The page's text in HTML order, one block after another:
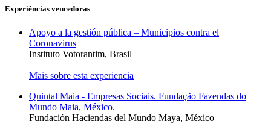
Experiências vencedoras
Apoyo a la gestión pública – Municipios contra el
Coronavirus
Instituto Votorantim, Brasil
Mais sobre esta experiencia
Quintal Maia - Empresas Sociais. Fundação Fazendas do
Mundo Maia, México.
Fundación Haciendas del Mundo Maya, México